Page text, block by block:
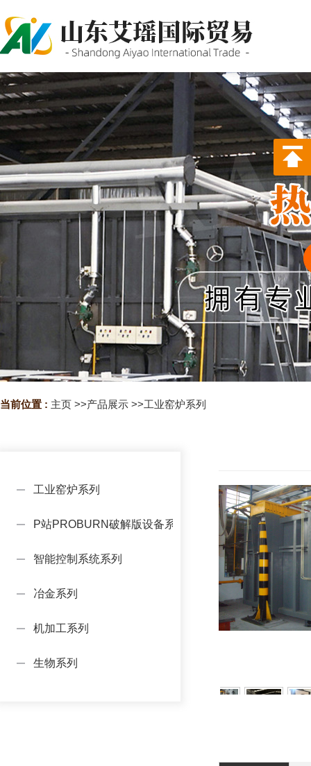
PROBURN手机网页版,P站最新
版下载,PORNHUB免登录版APP
下载
当前位置 : 主页 >>产品展示 >>工业窑炉系列
工业窑炉系列
P站PROBURN破解版设备系列
智能控制系统系列
冶金系列
机加工系列
生物系列